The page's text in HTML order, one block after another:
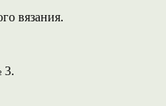
вязания.
3.